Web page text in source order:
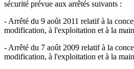
sécurité prévue aux arrêtés suivants :
- Arrêté du 9 août 2011 relatif à la
modification, à l'exploitation et à la
- Arrêté du 7 août 2009 relatif à la
modification, à l'exploitation et à la